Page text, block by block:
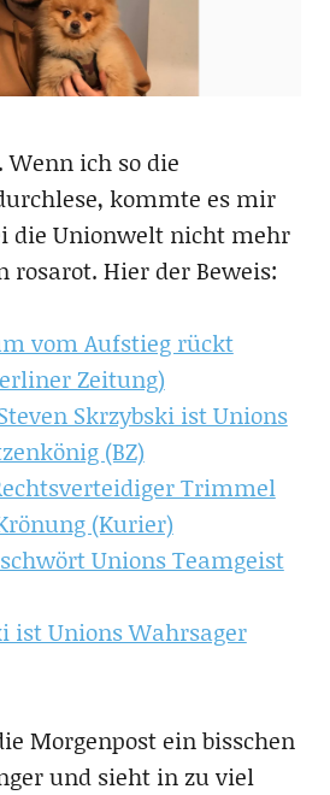
ich so die
kommte es mir
die Unionwelt nicht mehr
rosarot. Hier der Beweis:
vom Aufstieg rückt
Zeitung)
Skrzybski ist Unions
(BZ)
Trimmel
(Kurier)
Unions Teamgeist
ist Unions Wahrsager
Morgenpost ein bisschen
und sieht in zu viel